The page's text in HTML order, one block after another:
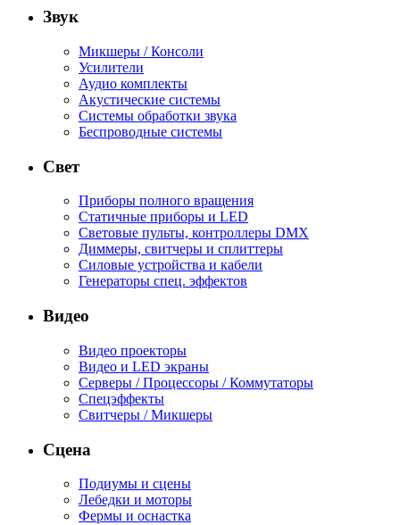
Звук
Микшеры / Консоли
Усилители
Аудио комплекты
Акустические системы
Системы обработки звука
Беспроводные системы
Свет
Приборы полного вращения
Статичные приборы и LED
Световые пульты, контроллеры DMX
Диммеры, свитчеры и сплиттеры
Силовые устройства и кабели
Генераторы спец. эффектов
Видео
Видео проекторы
Видео и LED экраны
Серверы / Процессоры / Коммутаторы
Спецэффекты
Свитчеры / Микшеры
Сцена
Подиумы и сцены
Лебедки и моторы
Фермы и оснастка